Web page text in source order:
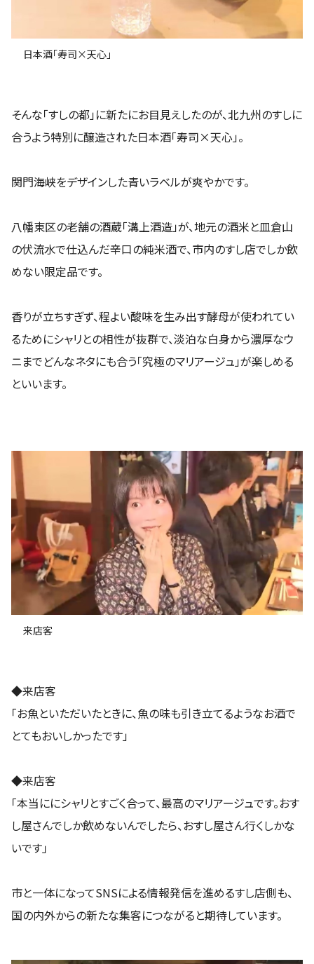
日本酒「寿司×天心」
そんな「すしの都」に新たにお目見えしたのが、北九州のすしに
合うよう特別に醸造された日本酒「寿司×天心」。
関門海峡をデザインした青いラベルが爽やかです。
八幡東区の老舗の酒蔵「溝上酒造」が、地元の酒米と皿倉山
の伏流水で仕込んだ辛口の純米酒で、市内のすし店でしか飲
めない限定品です。
香りが立ちすぎず、程よい酸味を生み出す酵母が使われてい
るためにシャリとの相性が抜群で、淡泊な白身から濃厚なウ
ニまでどんなネタにも合う「究極のマリアージュ」が楽しめる
といいます。
来店客
◆来店客
「お魚といただいたときに、魚の味も引き立てるようなお酒で
とてもおいしかったです」
◆来店客
「本当ににシャリとすごく合って、最高のマリアージュです。おす
し屋さんでしか飲めないんでしたら、おすし屋さん行くしかな
いです」
市と一体になってSNSによる情報発信を進めるすし店側も、
国の内外からの新たな集客につながると期待しています。